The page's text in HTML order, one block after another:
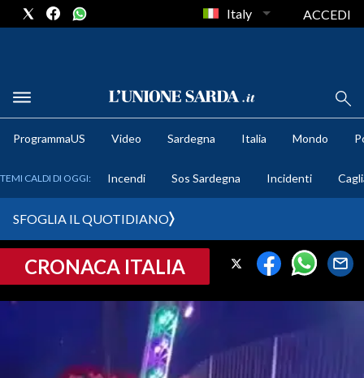
METEO
CRONACA SARDEGNA
SULCIS IGLESIENTE
MEDIO CAMPIDANO
Italy ACCEDI
ProgrammaUS Video Sardegna Italia Mondo
TEMI CALDI DI OGGI: Incendi Sos Sardegna Incidenti
SFOGLIA IL QUOTIDIANO
CRONACA ITALIA